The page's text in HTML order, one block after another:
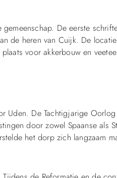
De eerste
de heren van Cuijk. De
voor akkerbouw en
Uden. De Tachtigjarige
door zowel Spaanse als
het dorp zich langzaam